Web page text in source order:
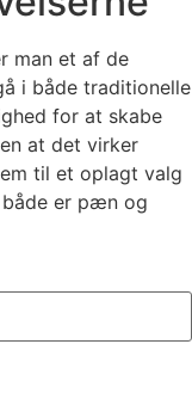
man et af de
i både traditionelle
for at skabe
at det virker
til et oplagt valg
både er pæn og